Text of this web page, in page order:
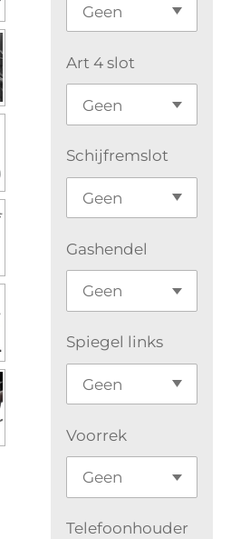
Art 4 slot
Schijfremslot
Gashendel
Spiegel links
Voorrek
Telefoonhouder